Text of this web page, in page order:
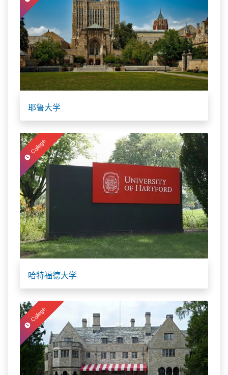
耶鲁大学
College
哈特福德大学
College